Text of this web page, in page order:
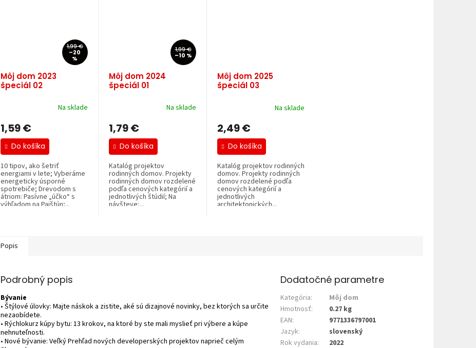
1,99 €
–20
%
Môj dom 2023
špeciál 02
Na sklade
1,59 €
Do košíka
10 tipov, ako šetriť
energiami v lete; Vyberáme
energeticky úsporné
spotrebiče; Drevodom s
átriom: Pasívne „účko“ s
výhľadom na Pajštún;...
1,99 €
–10 %
Môj dom 2024
špeciál 01
Na sklade
1,79 €
Do košíka
Katalóg projektov
rodinných domov. Projekty
rodinných domov rozdelené
podľa cenových kategórií a
jednotlivých štúdií; Na
návšteve:...
Môj dom 2025
špeciál 03
Na sklade
2,49 €
Do košíka
Katalóg projektov rodinných
domov. Projekty rodinných
domov rozdelené podľa
cenových kategórií a
jednotlivých
architektonických...
Popis
Podrobný popis
Bývanie
• Štýlové úlovky: Majte náskok a zistite, aké sú dizajnové novinky, bez ktorých sa určite
nezaobídete.
• Rýchlokurz kúpy bytu: 13 krokov, na ktoré by ste mali myslieť pri výbere a kúpe
nehnuteľnosti.
• Nové bývanie: Veľký Prehľad nových developerských projektov naprieč celým
Dodatočné parametre
Kategória:
Môj dom
Hmotnosť:
0.27 kg
EAN:
9771336797001
Jazyk:
slovenský
Rok vydania:
2022